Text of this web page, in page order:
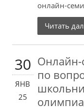
онлайн-
Читать
30
ЯНВ
25
Онлайн-
по